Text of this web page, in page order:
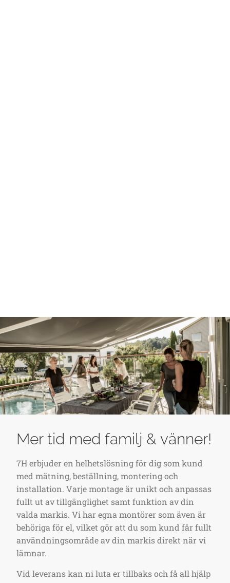
Mer tid med familj & vänner!
7H erbjuder en helhetslösning för dig som kund
med mätning, beställning, montering och
installation. Varje montage är unikt och anpassas
fullt ut av tillgänglighet samt funktion av din
valda markis. Vi har egna montörer som även är
behöriga för el, vilket gör att du som kund får fullt
användningsområde av din markis direkt när vi
lämnar.
Vid leverans kan ni luta er tillbaks och få all hjälp